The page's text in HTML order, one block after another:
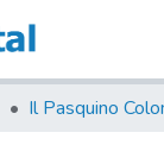
Il Pasquino